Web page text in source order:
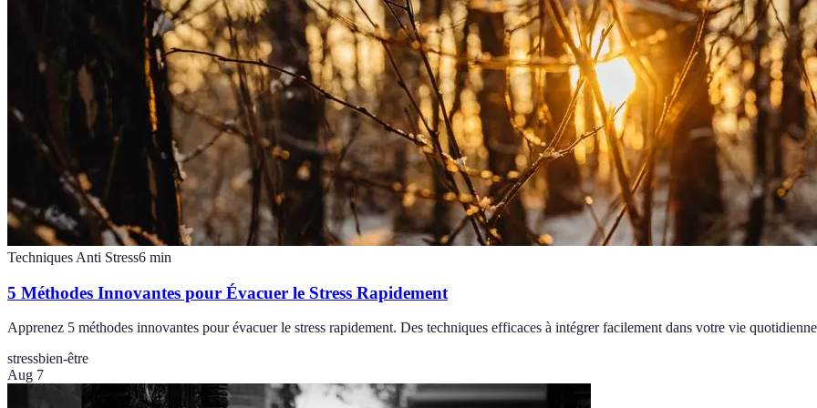
Techniques Anti Stress6 min
5 Méthodes Innovantes pour Évacuer le Stress Rapidement
Apprenez 5 méthodes innovantes pour évacuer le stress rapidement. Des techniques efficaces à intégrer facilement dans votre vie
stressbien-être
Aug 7